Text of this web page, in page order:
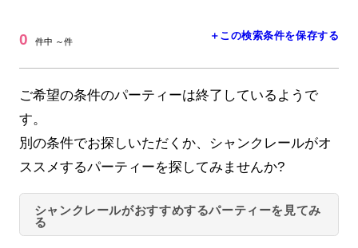
0 件中 ～件 ＋この検索条件を保存する
ご希望の条件のパーティーは終了しているようで
す。
別の条件でお探しいただくか、シャンクレールがオ
ススメするパーティーを探してみませんか?
シャンクレールがおすすめするパーティーを見てみ
る